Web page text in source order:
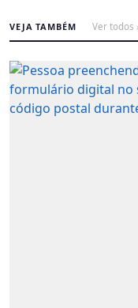
VEJA TAMBÉM Ver todos ›